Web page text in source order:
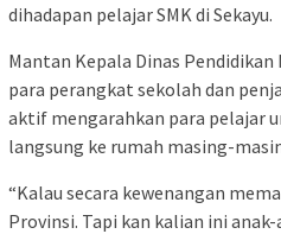
dihadapan pelajar SMK di Sekayu.
Mantan Kepala Dinas
para perangkat sekolah dan
aktif mengarahkan para pelajar
langsung ke rumah masing-
“Kalau secara kewenangan
Provinsi. Tapi kan kalian ini